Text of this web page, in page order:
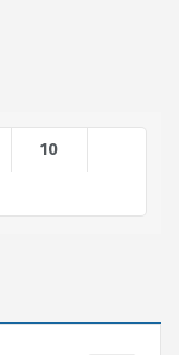
10